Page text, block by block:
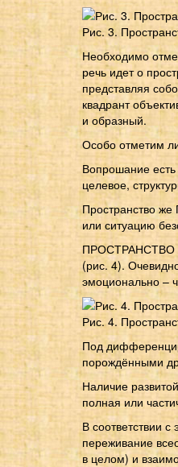
Рис. 3.
Необходимо
речь идет о
представляя
квадрант
и образный.
Особо отметим
Вопрошание
целевое,
Пространство
или ситуацию
ПРОСТРАНСТВО
(рис. 4).
эмоционально –
Рис. 4.
Под
порождёнными
Наличие
полная или
В соответствии
переживание
в целом) и